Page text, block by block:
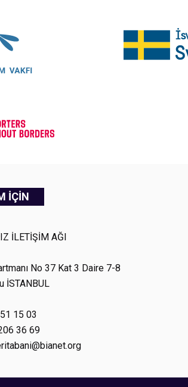
İÇİN
İLETİŞİM AĞI
No 37 Kat 3 Daire 7-8
İSTANBUL
15 03
36 69